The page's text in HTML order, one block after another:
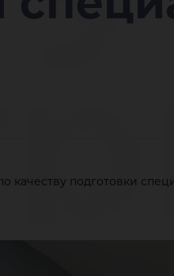
качеству подготовки